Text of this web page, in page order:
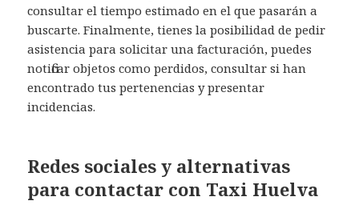
consultar el tiempo estimado en el que pasarán a
buscarte. Finalmente, tienes la posibilidad de pedir
asistencia para solicitar una facturación, puedes
notificar objetos como perdidos, consultar si han
encontrado tus pertenencias y presentar
incidencias.
Redes sociales y alternativas
para contactar con Taxi Huelva